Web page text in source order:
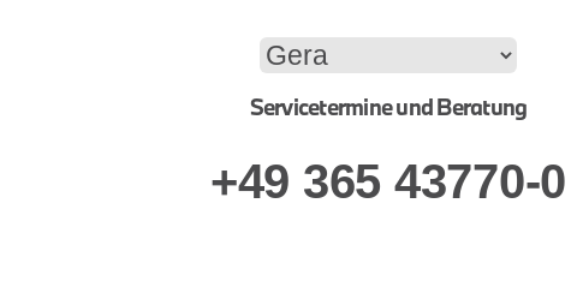
Servicetermine und Beratung
+49 365 43770-0